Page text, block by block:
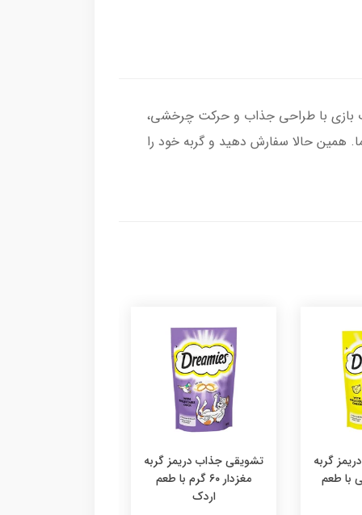
بازی با طراحی جذاب و حرکت چرخشی،
همین حالا سفارش دهید و گربه خود را
گربه
گرمی با طعم
تشویقی جذاب دریمز گربه
مغزدار ۶۰ گرم با طعم
اردک